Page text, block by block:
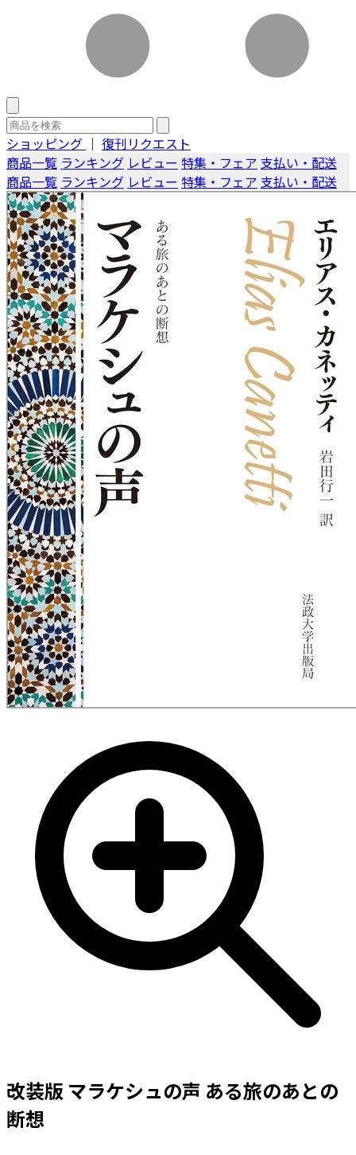
ショッピング ｜ 復刊リクエスト
商品一覧 ランキング レビュー 特集・フェア 支払い・配送
商品一覧 ランキング レビュー 特集・フェア 支払い・配送
改装版 マラケシュの声 ある旅のあとの
断想